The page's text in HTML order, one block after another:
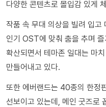
다양한 콘텐츠로 몰입감 있게
작품 속 무대 의상을 빌려 입
인기 OST에 맞춰 춤을 추며
확산되면서 테마존 일대는 마
만들어내고 있다.
또한 에버랜드는 40종의 한정
선보이고 있는데, 메인 굿즈로